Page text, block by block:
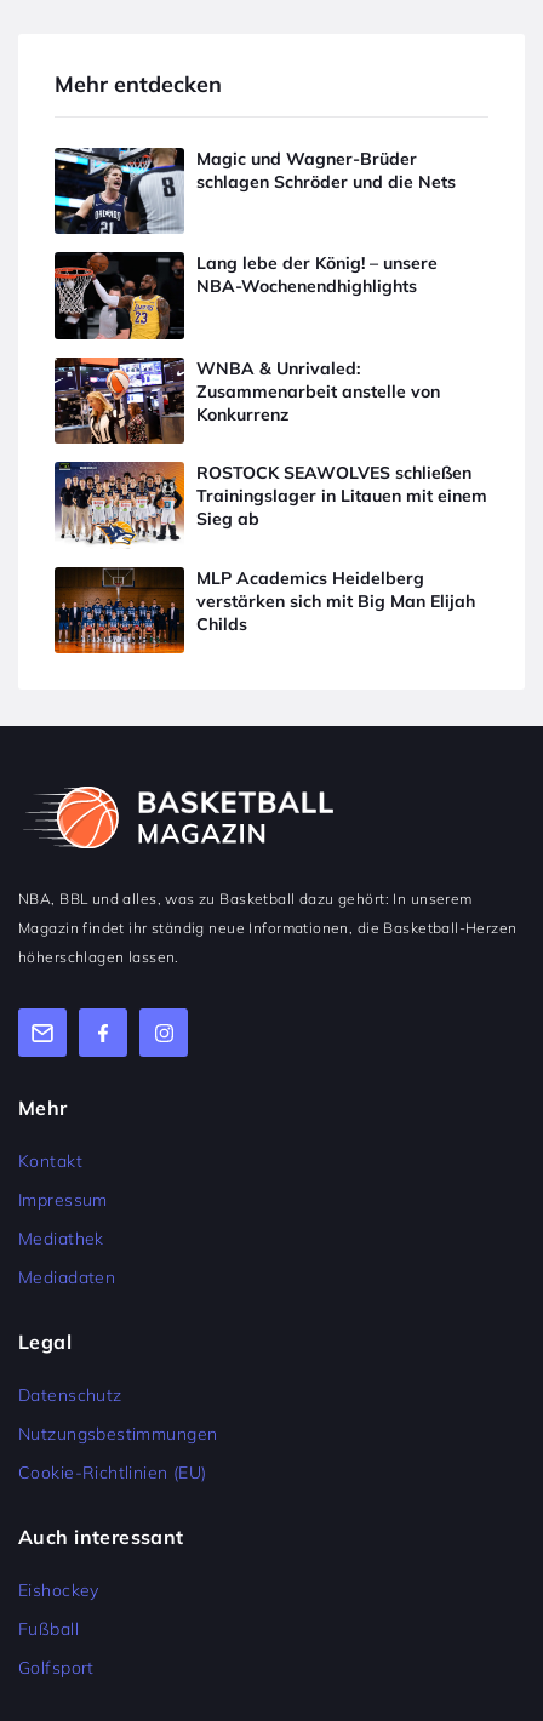
Mehr entdecken
Magic und Wagner-Brüder
schlagen Schröder und die Nets
Lang lebe der König! – unsere
NBA-Wochenendhighlights
WNBA & Unrivaled:
Zusammenarbeit anstelle von
Konkurrenz
ROSTOCK SEAWOLVES schließen
Trainingslager in Litauen mit einem
Sieg ab
MLP Academics Heidelberg
verstärken sich mit Big Man Elijah
Childs
NBA, BBL und alles, was zu Basketball dazu gehört: In unserem
Magazin findet ihr ständig neue Informationen, die Basketball-Herzen
höherschlagen lassen.
Mehr
Kontakt
Impressum
Mediathek
Mediadaten
Legal
Datenschutz
Nutzungsbestimmungen
Cookie-Richtlinien (EU)
Auch interessant
Eishockey
Fußball
Golfsport